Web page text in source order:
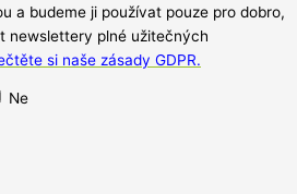
a budeme ji používat pouze pro dobro,
newslettery plné užitečných
si naše zásady GDPR.
Ne